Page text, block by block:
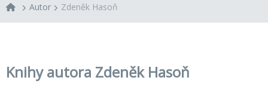
Autor Zdeněk Hasoň
Knihy autora Zdeněk Hasoň